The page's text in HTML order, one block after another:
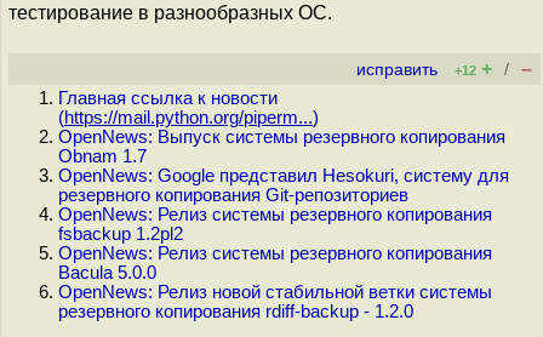
тестирование в разнообразных ОС.
исправить +12 + / –
Главная ссылка к новости
(https://mail.python.org/piperm...)
OpenNews: Выпуск системы резервного копирования
Obnam 1.7
OpenNews: Google представил Hesokuri, систему для
резервного копирования Git-репозиториев
OpenNews: Релиз системы резервного копирования
fsbackup 1.2pl2
OpenNews: Релиз системы резервного копирования
Bacula 5.0.0
OpenNews: Релиз новой стабильной ветки системы
резервного копирования rdiff-backup - 1.2.0